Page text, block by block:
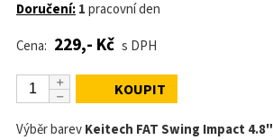
Doručení:1pracovní den
Cena: 229,- Kč s DPH
KOUPIT
Výběr barevKeitech FAT Swing Impact 4.8"